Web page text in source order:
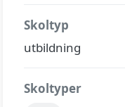
Skoltyp
utbildning
Skoltyper